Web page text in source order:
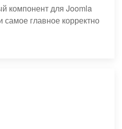
компонент для Joomla
главное корректно